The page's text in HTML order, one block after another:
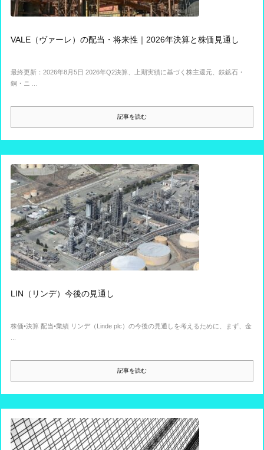
VALE（ヴァーレ）の配当・将来性｜2026年決算と株価見通し
最終更新：2026年8月5日 2026年Q2決算、上期実績に基づく株主還元、鉄鉱石・
銅・ニ ...
記事を読む
LIN（リンデ）今後の見通し
株価•決算 配当•業績 リンデ（Linde plc）の今後の見通しを考えるために、まず、金
記事を読む